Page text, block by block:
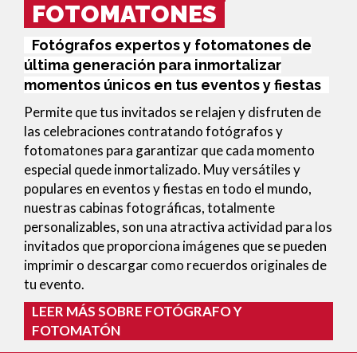
FOTOMATONES
Fotógrafos expertos y fotomatones de
última generación para inmortalizar
momentos únicos en tus eventos y fiestas
Permite que tus invitados se relajen y disfruten de
las celebraciones contratando fotógrafos y
fotomatones para garantizar que cada momento
especial quede inmortalizado. Muy versátiles y
populares en eventos y fiestas en todo el mundo,
nuestras cabinas fotográficas, totalmente
personalizables, son una atractiva actividad para los
invitados que proporciona imágenes que se pueden
imprimir o descargar como recuerdos originales de
tu evento.
LEER MÁS SOBRE FOTÓGRAFO Y
FOTOMATÓN